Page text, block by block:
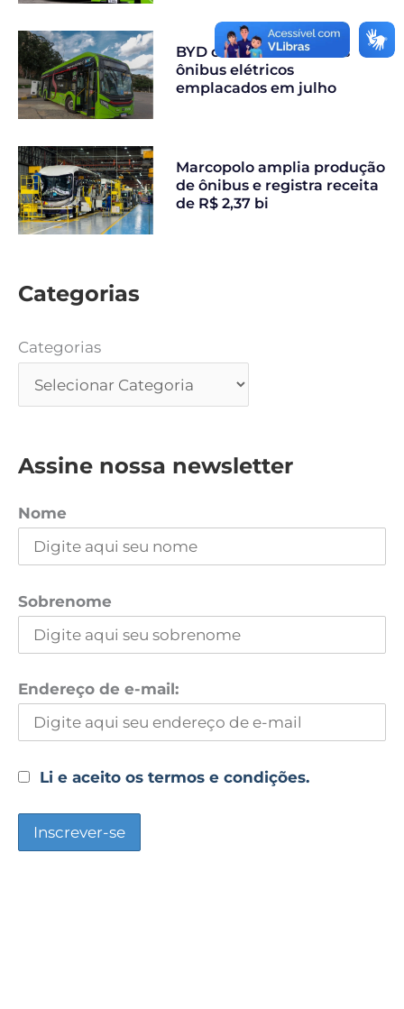
BYD concentra 74% dos
ônibus elétricos
emplacados em julho
Marcopolo amplia produção
de ônibus e registra receita
de R$ 2,37 bi
Categorias
Categorias
Assine nossa newsletter
Nome
Sobrenome
Endereço de e-mail:
Li e aceito os termos e condições.